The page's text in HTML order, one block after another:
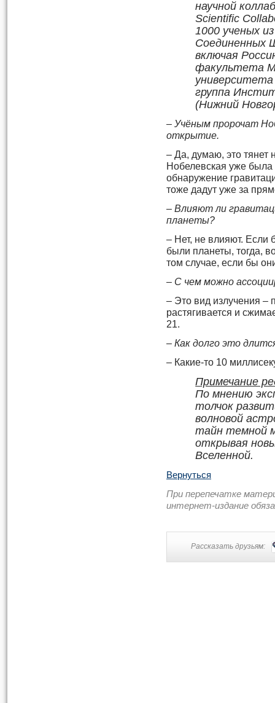
научной
Scientific
1000 ученых
Соединенных
включая
факультета
группа
(Нижний
– Учёным пророчат
открытие.
– Да, думаю, это
Нобелевская уже была
обнаружение
тоже дадут уже за
– Влияют ли
планеты?
– Нет, не влияют. Если
были планеты, тогда,
том случае, если бы
– С чем можно
– Это вид излучения –
растягивается и
21.
– Как долго это
– Какие-то 10
Примечание
По мнению
толчок
волновой
тайн темной
открывая
Вселенной.
Вернуться
При перепечатке
интернет-издание
Рассказать друзьям: